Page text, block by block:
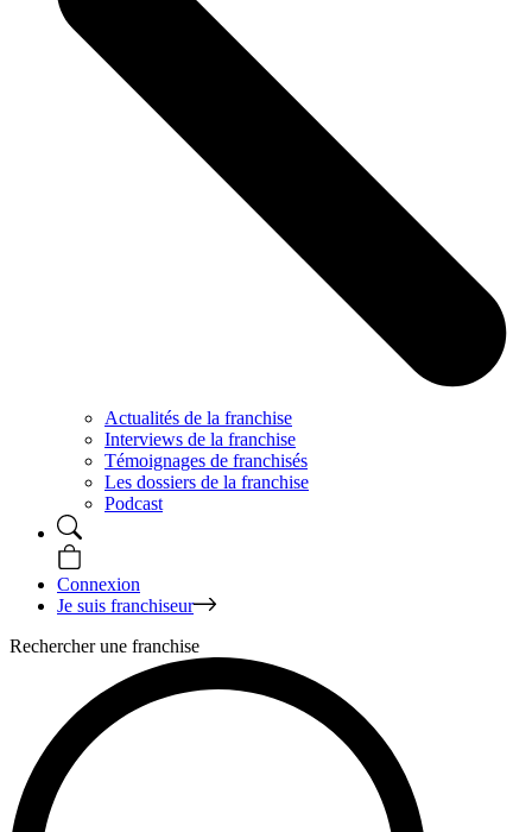
Actualités de la franchise
Interviews de la franchise
Témoignages de franchisés
Les dossiers de la franchise
Podcast
Connexion
Je suis franchiseur
Rechercher une franchise